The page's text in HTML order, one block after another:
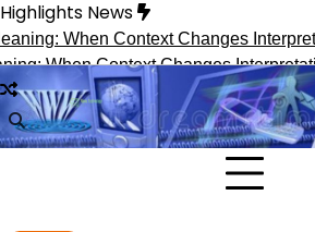
Skip
to
content
Highlights News
When Context Changes Interpretation